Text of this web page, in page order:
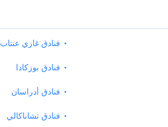
فنادق غازي عنتاب
فنادق بوزكادا
فنادق أدراسان
فنادق تشاناكالي